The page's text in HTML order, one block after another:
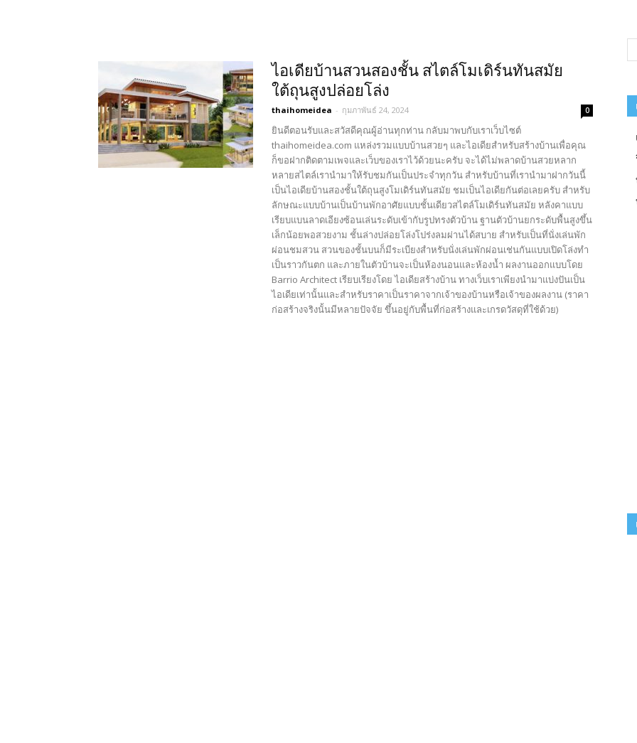
ไอเดียบ้านสวนสองชั้น สไตล์โมเดิร์นทันสมัย
ใต้ถุนสูงปล่อยโล่ง
thaihomeidea - กุมภาพันธ์ 24, 2024 0
ยินดีตอนรับและสวัสดีคุณผู้อ่านทุกท่าน กลับมาพบกับเราเว็บไซต์
thaihomeidea.com แหล่งรวมแบบบ้านสวยๆ และไอเดียสำหรับสร้างบ้านเพื่อคุณ
ก็ขอฝากติดตามเพจและเว็บของเราไว้ด้วยนะครับ จะได้ไม่พลาดบ้านสวยหลาก
หลายสไตล์เรานำมาให้รับชมกันเป็นประจำทุกวัน สำหรับบ้านที่เรานำมาฝากวันนี้
เป็นไอเดียบ้านสองชั้นใต้ถุนสูงโมเดิร์นทันสมัย ชมเป็นไอเดียกันต่อเลยครับ สำหรับ
ลักษณะแบบบ้านเป็นบ้านพักอาศัยแบบชั้นเดียวสไตล์โมเดิร์นทันสมัย หลังคาแบบ
เรียบแบนลาดเอียงซ้อนเล่นระดับเข้ากับรูปทรงตัวบ้าน ฐานตัวบ้านยกระดับพื้นสูงขึ้น
เล็กน้อยพอสวยงาม ชั้นล่างปล่อยโล่งโปร่งลมผ่านได้สบาย สำหรับเป็นที่นั่งเล่นพัก
ผ่อนชมสวน สวนของชั้นบนก็มีระเบียงสำหรับนั่งเล่นพักผ่อนเช่นกันแบบเปิดโล่งทำ
เป็นราวกันตก และภายในตัวบ้านจะเป็นห้องนอนและห้องน้ำ ผลงานออกแบบโดย
Barrio Architect เรียบเรียงโดย ไอเดียสร้างบ้าน ทางเว็บเราเพียงนำมาแบ่งปันเป็น
ไอเดียเท่านั้นและสำหรับราคาเป็นราคาจากเจ้าของบ้านหรือเจ้าของผลงาน (ราคา
ก่อสร้างจริงนั้นมีหลายปัจจัย ขึ้นอยู่กับพื้นที่ก่อสร้างและเกรดวัสดุที่ใช้ด้วย)